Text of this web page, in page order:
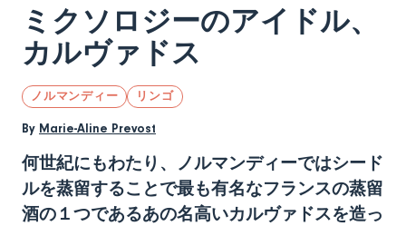
ミクソロジーのアイドル、
カルヴァドス
ノルマンディー リンゴ
By Marie-Aline Prevost
何世紀にもわたり、ノルマンディーではシード
ルを蒸留することで最も有名なフランスの蒸留
酒の１つであるあの名高いカルヴァドスを造っ